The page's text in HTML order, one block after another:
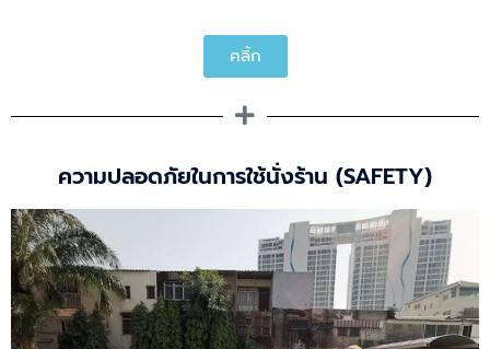
คลิ้ก
ความปลอดภัยในการใช้นั่งร้าน (SAFETY)